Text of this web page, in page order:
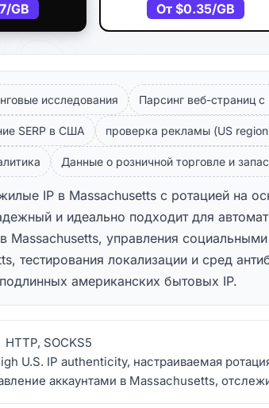
/GB От$0.35/GB
исследования Парсинг веб-страниц с
SERP в США проверка рекламы (US
Данные о розничной торговле и
IP в Massachusetts с ротацией на
и идеально подходит для
Massachusetts, управления
тестирования локализации и сред
американских бытовых IP.
HTTP, SOCKS5
U.S. IP authenticity, настраиваемая
аккаунтами в Massachusetts,